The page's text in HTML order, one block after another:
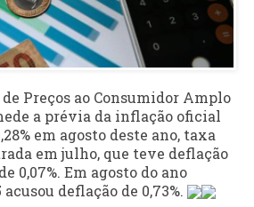
Preços ao Consumidor Amplo
a prévia da inflação oficial
em agosto deste ano, taxa
em julho, que teve deflação
0,07%. Em agosto do ano
acusou deflação de 0,73%.